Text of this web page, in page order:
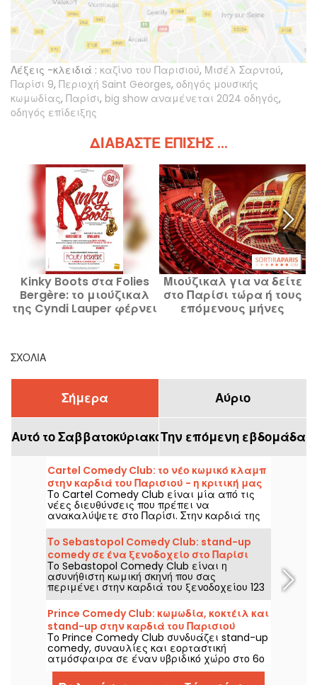
Λέξεις -κλειδιά : καζίνο του Παρισιού, Μισέλ Σαρντού,
Παρίσι 9, Περιοχή Saint Georges, οδηγός μουσικής
κωμωδίας, Παρίσι, big show αναμένεται 2024 οδηγός,
οδηγός επίδειξης
ΔΙΑΒΆΣΤΕ ΕΠΊΣΗΣ ...
Kinky Boots στα Folies
Bergère: το μιούζικαλ
της Cyndi Lauper φέρνει
Μιούζικαλ για να δείτε
στο Παρίσι τώρα ή τους
επόμενους μήνες
ΣΧΌΛΙΑ
Σήμερα Αύριο
Αυτό το ΣαββατοκύριακοΤην επόμενη εβδομάδα
Cartel Comedy Club: το νέο κωμικό κλαμπ
στην καρδιά του Παρισιού - η κριτική μας
Το Cartel Comedy Club είναι μία από τις
νέες διευθύνσεις που πρέπει να
ανακαλύψετε στο Παρίσι. Στην καρδιά της
πρωτεύουσας, σε απόσταση αναπνοής από
το Hôtel de Ville, το Cartel Comedy Club
είναι επίσης μπαρ και εστιατόριο. Το
δοκιμάσαμε και σας δώσαμε την
ετυμηγορία μας!
Το Sebastopol Comedy Club: stand-up
comedy σε ένα ξενοδοχείο στο Παρίσι
Το Sebastopol Comedy Club είναι η
ασυνήθιστη κωμική σκηνή που σας
περιμένει στην καρδιά του ξενοδοχείου 123
Sebastopol στο Παρίσι. Στην καρδιά ενός
ξενοδοχείου, κάθε Σαββατοκύριακο θα
βρείτε μια stand-up σκηνή που θα
φιλοξενείται από καταξιωμένους
καλλιτέχνες.
Prince Comedy Club: κωμωδία, κοκτέιλ και
stand-up στην καρδιά του Παρισιού
Το Prince Comedy Club συνδυάζει stand-up
comedy, συναυλίες και εορταστική
ατμόσφαιρα σε έναν υβριδικό χώρο στο 6ο
διαμέρισμα. Μια διεύθυνση που πρέπει να
ανακαλύψετε για βραδιές γεμάτες γέλιο